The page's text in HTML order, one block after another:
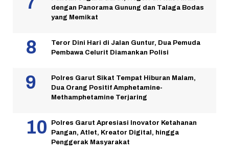
dengan Panorama Gunung dan Talaga Bodas
yang Memikat
Teror Dini Hari di Jalan Guntur, Dua Pemuda
Pembawa Celurit Diamankan Polisi
Polres Garut Sikat Tempat Hiburan Malam,
Dua Orang Positif Amphetamine-
Methamphetamine Terjaring
Polres Garut Apresiasi Inovator Ketahanan
Pangan, Atlet, Kreator Digital, hingga
Penggerak Masyarakat